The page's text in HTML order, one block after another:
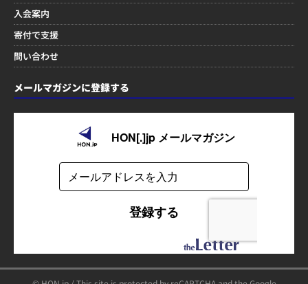
入会案内
寄付で支援
問い合わせ
メールマガジンに登録する